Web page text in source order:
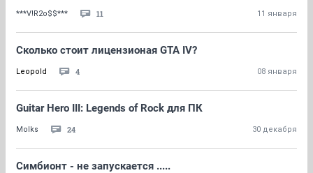
***V!R2o$$*** 11 11 января
Сколько стоит лицензионая GTA IV?
Leopold 4 08 января
Guitar Hero III: Legends of Rock для ПК
Molks 24 30 декабря
Симбионт - не запускается .....